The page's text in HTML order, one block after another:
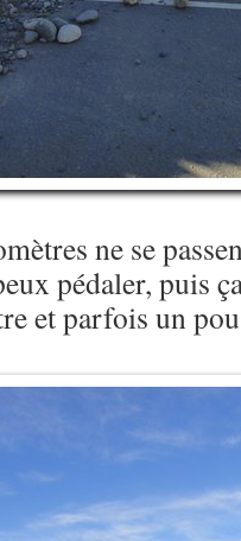
ne se
pédaler, puis
et parfois un